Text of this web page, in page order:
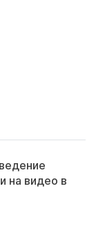
на видео в